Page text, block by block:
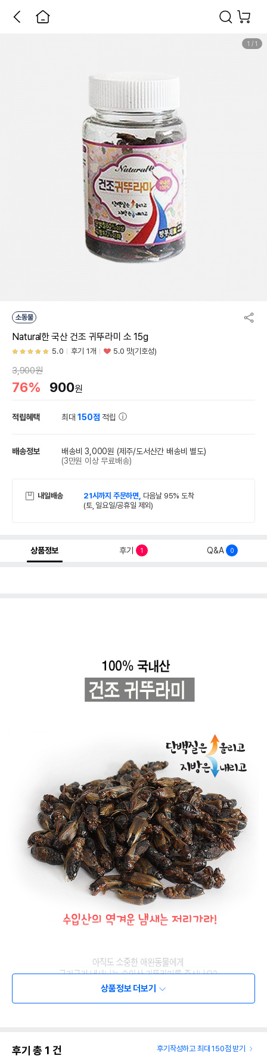
1 / 1
소동물
Natural한 국산 건조 귀뚜라미 소 15g
5.0 후기 1개 5.0 맛(기호성)
3,900원
76% 900원
적립혜택 최대150점 적립
배송정보 배송비 3,000원 (제주/도서산간 배송비 별도)
(3만원 이상 무료배송)
내일배송 21시까지 주문하면, 다음날 95% 도착
(토, 일요일/공휴일 제외)
상품정보 후기 1 Q&A 0
상품정보 더보기
후기 총 1 건 후기작성하고 최대 150점 받기